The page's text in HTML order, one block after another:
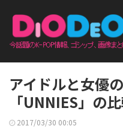
アイドルと女優
「UNNIES」の
2017/03/30 00:05